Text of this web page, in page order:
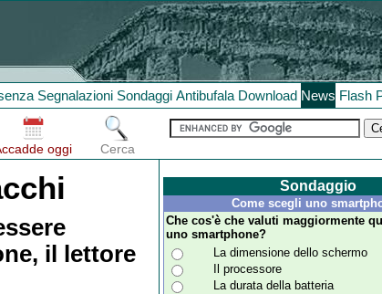
Segnalazioni Sondaggi Antibufala Download News Flash
oggi Cerca
il lettore
Sondaggio
Come scegli uno
Che cos'è che valuti maggiormente
uno smartphone?
La dimensione dello schermo
Il processore
La durata della batteria